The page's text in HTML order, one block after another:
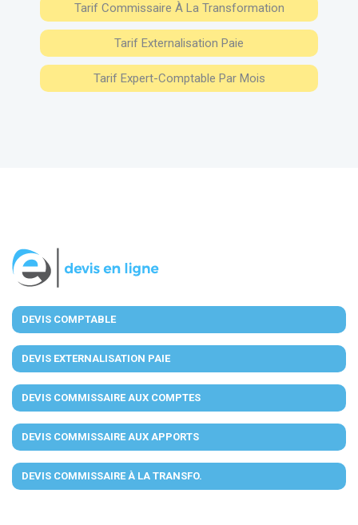
Tarif Commissaire À La Transformation
Tarif Externalisation Paie
Tarif Expert-Comptable Par Mois
DEVIS COMPTABLE
DEVIS EXTERNALISATION PAIE
DEVIS COMMISSAIRE AUX COMPTES
DEVIS COMMISSAIRE AUX APPORTS
DEVIS COMMISSAIRE À LA TRANSFO.